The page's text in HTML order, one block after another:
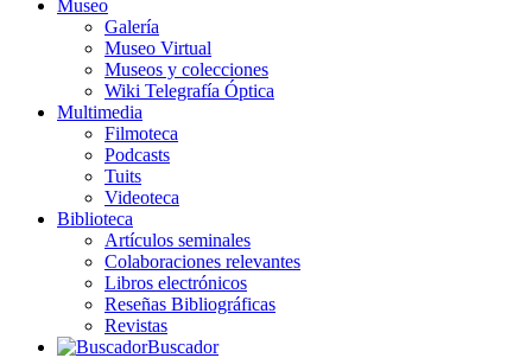
Museo
Galería
Museo Virtual
Museos y colecciones
Wiki Telegrafía Óptica
Multimedia
Filmoteca
Podcasts
Tuits
Videoteca
Biblioteca
Artículos seminales
Colaboraciones relevantes
Libros electrónicos
Reseñas Bibliográficas
Revistas
Buscador